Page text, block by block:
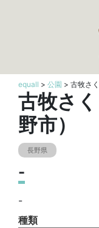
equall > 公園 > 古牧さ
古牧さ
野市）
長野県
-
-
種類